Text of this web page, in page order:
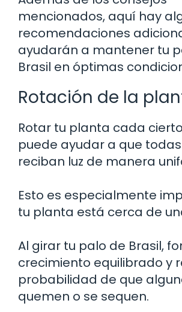
mencionados, aquí hay
recomendaciones
ayudarán a mantener tu
Brasil en óptimas
Rotación de la
Rotar tu planta cada
puede ayudar a que
reciban luz de manera
Esto es especialmente
tu planta está cerca de
Al girar tu palo de Brasil,
crecimiento equilibrado y
probabilidad de que
quemen o se sequen.